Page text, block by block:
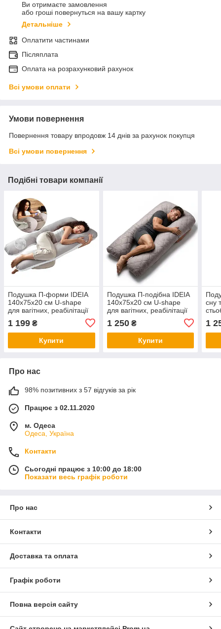
Ви отримаєте замовлення
або гроші повернуться на вашу картку
Детальніше
Оплатити частинами
Післяплата
Оплата на розрахунковий рахунок
Всі умови оплати
Умови повернення
Повернення товару впродовж 14 днів за рахунок покупця
Всі умови повернення
Подібні товари компанії
Подушка П-форми IDEIA
140х75х20 см U-shape
для вагітних, реабілітації
та щоденного комфорту, з
наволочкою на блискавці
1 199 ₴
Купити
Подушка П-подібна IDEIA
140х75х20 см U-shape
для вагітних, реабілітації
та щоденного комфорту, з
наволочкою на блискавці
сіро/біла
1 250₴
Купити
сну
на
1
Про нас
98% позитивних з 57 відгуків за рік
Працює з 02.11.2020
м. Одеса
Одеса, Україна
Контакти
Сьогодні працює з 10:00 до 18:00
Показати весь графік роботи
Про нас
Контакти
Доставка та оплата
Графік роботи
Повна версія сайту